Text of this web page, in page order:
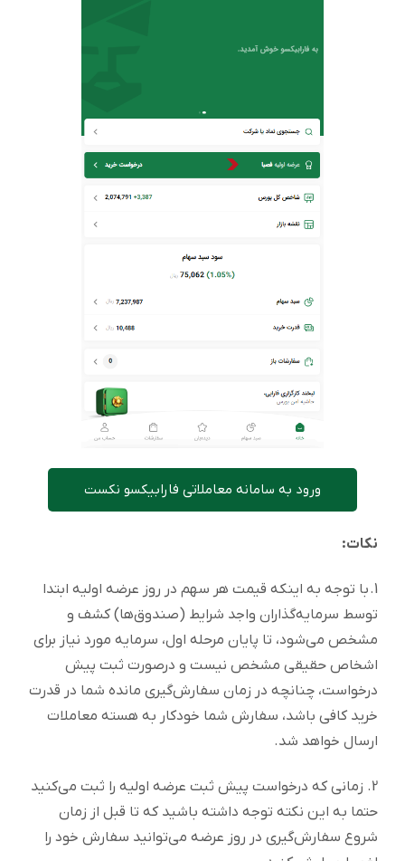
ورود به سامانه معاملاتی فارابیکسو نکست
نکات:
1. با توجه به اینکه قیمت هر سهم در روز عرضه اولیه ابتدا
توسط سرمایه‌گذاران واجد شرایط (صندوق‌ها) کشف و
مشخص می‌شود، تا پایان مرحله اول، سرمایه مورد نیاز برای
اشخاص حقیقی مشخص نیست و درصورت ثبت پیش
درخواست، چنانچه در زمان سفارش‌گیری مانده شما در قدرت
خرید کافی باشد، سفارش شما خودکار به هسته معاملات
ارسال خواهد شد.
2. زمانی که درخواست پیش ثبت عرضه اولیه را ثبت می‌کنید
حتما به این نکته توجه داشته باشید که تا قبل از زمان
شروع سفارش‌گیری در روز عرضه می‌توانید سفارش خود را